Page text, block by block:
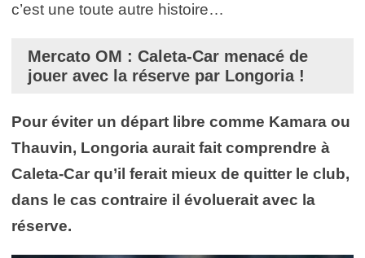
c’est une toute autre histoire…
Mercato OM : Caleta-Car menacé de
jouer avec la réserve par Longoria !
Pour éviter un départ libre comme Kamara ou
Thauvin, Longoria aurait fait comprendre à
Caleta-Car qu’il ferait mieux de quitter le club,
dans le cas contraire il évoluerait avec la
réserve.